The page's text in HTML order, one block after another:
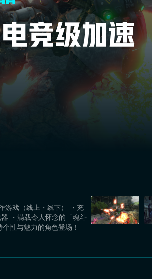
游戏（线上・线下） ・充
・满载令人怀念的「魂斗
性与魅力的角色登场！